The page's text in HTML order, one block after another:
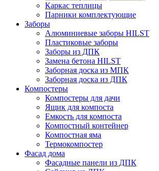
Каркас теплицы
Парники комплектующие
Заборы
Алюминиевые заборы HILST
Пластиковые заборы
Заборы из ДПК
Замена бетона HILST
Заборная доска из МПК
Заборная доска из ДПК
Компостеры
Компостеры для дачи
Ящик для компоста
Емкость для компоста
Компостный контейнер
Компостная яма
Термокомпостер
Фасад дома
Фасадные панели из ДПК